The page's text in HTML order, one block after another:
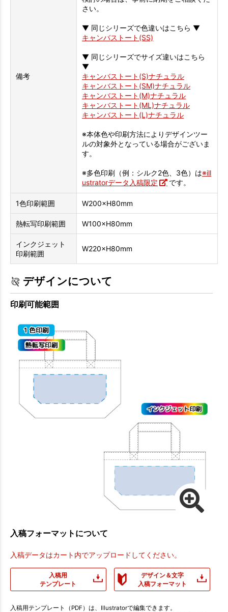
備考
さい。
▼ 同じシリーズで色違いはこちら ▼
キャンバストート(SS)
▼ 同じシリーズでサイズ違いはこちら
▼
キャンバストート(S)ナチュラル
キャンバストート(SM)ナチュラル
キャンバストート(M)ナチュラル
キャンバストート(ML)ナチュラル
キャンバストート(L)ナチュラル
※本体色や印刷方法によりデザインツー
ルの対象外となっている場合がございま
す。
※多色印刷（例：シルク2色、3色）は※ill
ustratorデータ入稿限定
です。
1色印刷範囲 W200×H80mm
熱転写印刷範囲 W100×H80mm
インクジェット
印刷範囲
W220×H80mm
デザインについて
印刷可能範囲
入稿フォーマットについて
入稿データはカート内でアップロードしてください。
入稿用
テンプレート
デザイン＆文字
入稿フォーマット
入稿用テンプレート（PDF）は、Illustratorで編集できます。